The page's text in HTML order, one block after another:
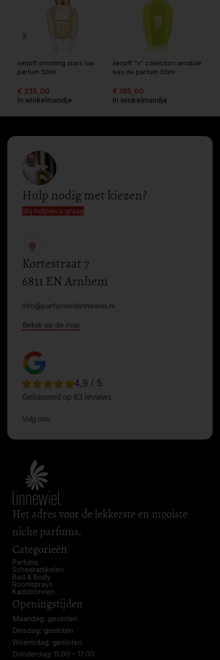
xerjoff shooting stars lua
parfum 50ml
€ 235,00
In winkelmandje
xerjoff “v” collection amabile
eau de parfum 50ml
€ 185,00
In winkelmandje
Hulp nodig met kiezen?
Wij helpen u graag
Kortestraat 7
6811 EN Arnhem
info@parfumerielinnewiel.nl
Bekijk op de map
4,9 / 5
Gebaseerd op 63 reviews
Volg ons:
Het adres voor de lekkerste en mooiste
niche parfums.
Categorieën
Parfums
Scheerartikelen
Bad & Body
Roomsprays
Kadobonnen
Openingstijden
Maandag: gesloten
Dinsdag: gesloten
Woensdag: gesloten
Donderdag: 11.00 – 17.00